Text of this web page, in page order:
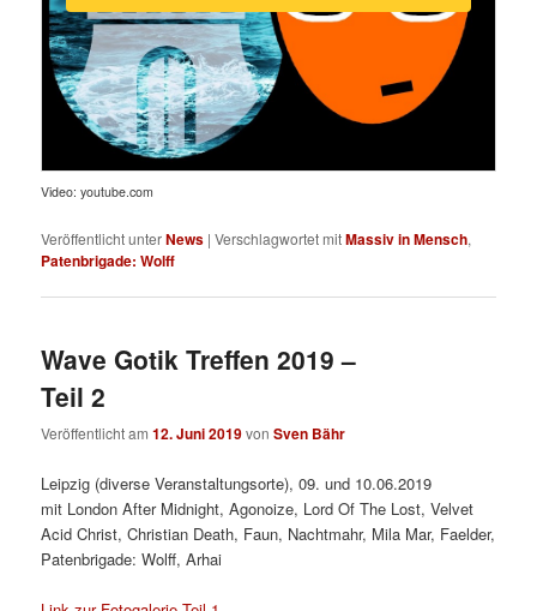
Video: youtube.com
Veröffentlicht unterNews |Verschlagwortet mitMassiv in Mensch,
Patenbrigade: Wolff
Wave Gotik Treffen 2019 –
Teil 2
Veröffentlicht am12. Juni 2019vonSven Bähr
Leipzig (diverse Veranstaltungsorte), 09. und 10.06.2019
mit London After Midnight, Agonoize, Lord Of The Lost, Velvet
Acid Christ, Christian Death, Faun, Nachtmahr, Mila Mar, Faelder,
Patenbrigade: Wolff, Arhai